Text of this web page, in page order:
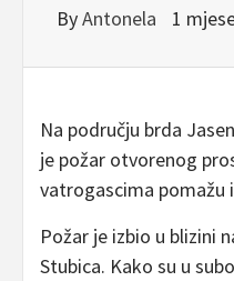
ByAntonela 1
Na području brda
je požar otvorenog
vatrogascima pomažu
Požar je izbio u blizini
Stubica. Kako su u